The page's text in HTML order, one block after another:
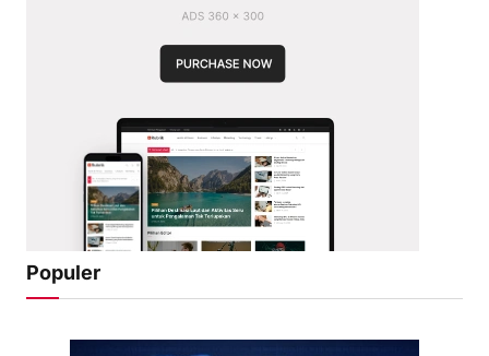
Populer